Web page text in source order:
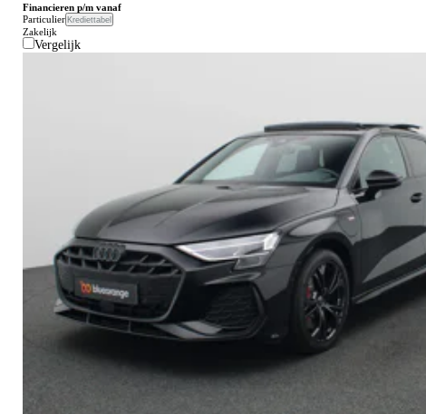
Financieren p/m vanaf
ParticulierKrediettabel
Zakelijk
Vergelijk